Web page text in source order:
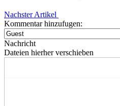
Nachster Artikel
Kommentar hinzufugen:
Nachricht
Dateien hierher verschieben